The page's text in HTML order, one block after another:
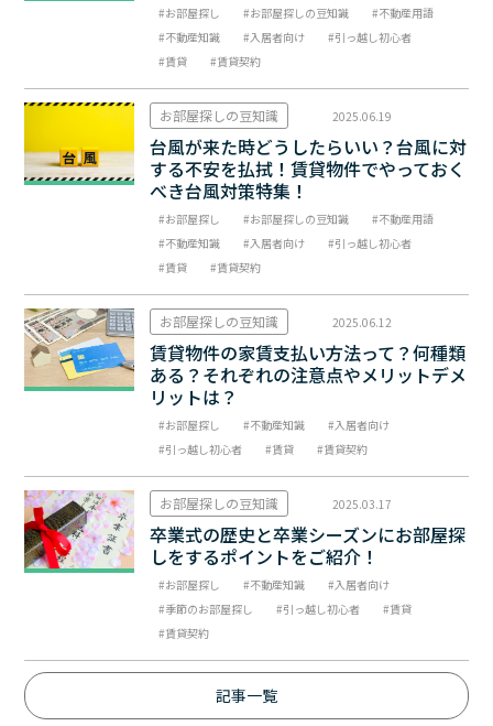
お部屋探し お部屋探しの豆知識
不動産用語
不動産知識
入居者向け
引っ越し初心者
賃貸
賃貸契約
お部屋探しの豆知識 2025.06.19
台風が来た時どうしたらいい？台風に対
する不安を払拭！賃貸物件でやっておく
べき台風対策特集！
お部屋探し お部屋探しの豆知識
不動産用語
不動産知識
入居者向け
引っ越し初心者
賃貸
賃貸契約
お部屋探しの豆知識 2025.06.12
賃貸物件の家賃支払い方法って？何種類
ある？それぞれの注意点やメリットデメ
リットは？
お部屋探し 不動産知識
入居者向け
引っ越し初心者
賃貸 賃貸契約
お部屋探しの豆知識 2025.03.17
卒業式の歴史と卒業シーズンにお部屋探
しをするポイントをご紹介！
お部屋探し 不動産知識
入居者向け
季節のお部屋探し
引っ越し初心者
賃貸
賃貸契約
記事一覧